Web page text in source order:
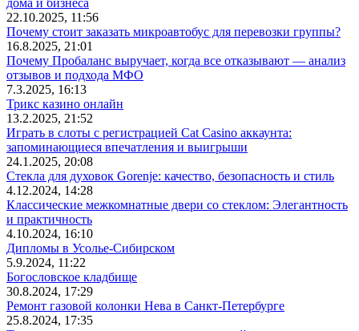
дома и бизнеса
22.10.2025, 11:56
Почему стоит заказать микроавтобус для перевозки группы?
16.8.2025, 21:01
Почему Пробаланс выручает, когда все отказывают — анализ
отзывов и подхода МФО
7.3.2025, 16:13
Трикс казино онлайн
13.2.2025, 21:52
Играть в слоты с регистрацией Cat Casino аккаунта:
запоминающиеся впечатления и выигрыши
24.1.2025, 20:08
Стекла для духовок Gorenje: качество, безопасность и стиль
4.12.2024, 14:28
Классические межкомнатные двери со стеклом: Элегантность
и практичность
4.10.2024, 16:10
Дипломы в Усолье-Сибирском
5.9.2024, 11:22
Богословское кладбище
30.8.2024, 17:29
Ремонт газовой колонки Нева в Санкт-Петербурге
25.8.2024, 17:35